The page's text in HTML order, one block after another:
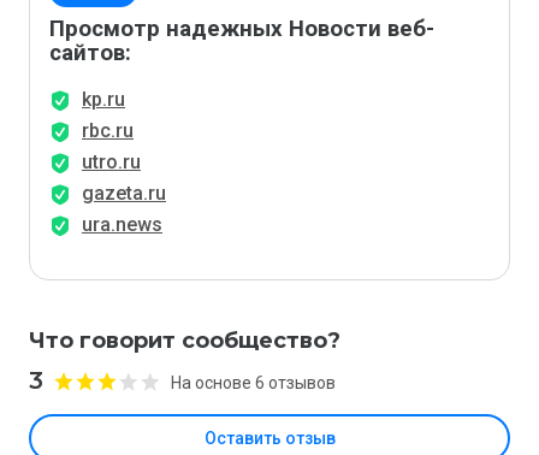
Просмотр надежных Новости веб-
сайтов:
kp.ru
rbc.ru
utro.ru
gazeta.ru
ura.news
Что говорит сообщество?
3 На основе 6 отзывов
Оставить отзыв